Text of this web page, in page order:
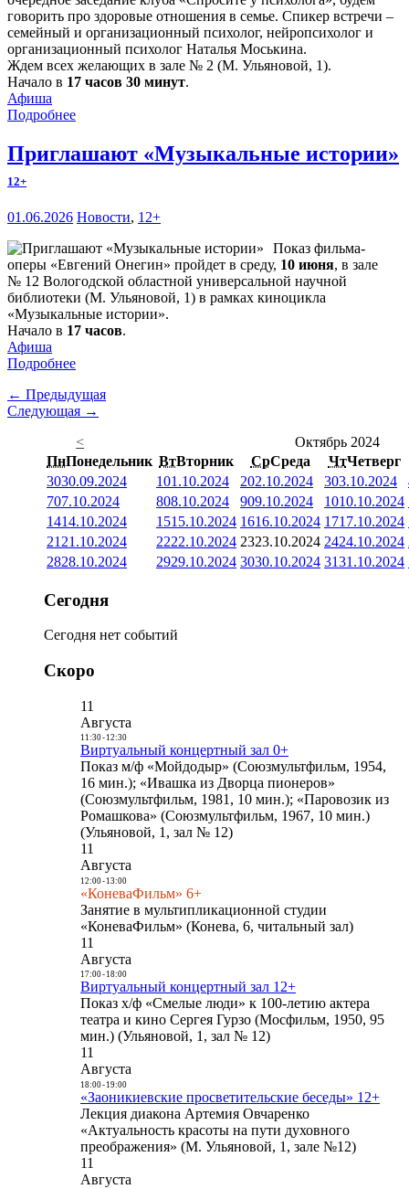
говорить про здоровые отношения в семье. Спикер встречи –
семейный и организационный психолог, нейропсихолог и
организационный психолог Наталья Моськина.
Ждем всех желающих в зале № 2 (М. Ульяновой, 1).
Начало в 17 часов 30 минут.
Афиша
Подробнее
Приглашают «Музыкальные истории»
12+
01.06.2026 Новости, 12+
Показ фильма-
оперы «Евгений Онегин» пройдет в среду, 10 июня, в зале
№ 12 Вологодской областной универсальной научной
библиотеки (М. Ульяновой, 1) в рамках киноцикла
«Музыкальные истории».
Начало в 17 часов.
Афиша
Подробнее
← Предыдущая
Следующая →
<
Октябрь 2024
ПнПонедельник ВтВторник СрСреда ЧтЧетверг
3030.09.2024 101.10.2024 202.10.2024 303.10.2024
707.10.2024 808.10.2024 909.10.2024 1010.10.2024
1414.10.2024 1515.10.2024 1616.10.2024 1717.10.2024
21 21.10.2024 2222.10.2024 2323.10.2024 2424.10.2024
2828.10.2024 2929.10.2024 3030.10.2024 3131.10.2024
Сегодня
Сегодня нет событий
Скоро
11
Августа
11:30- 12:30
Виртуальный концертный зал 0+
Показ м/ф «Мойдодыр» (Союзмультфильм, 1954,
16 мин.); «Ивашка из Дворца пионеров»
(Союзмультфильм, 1981, 10 мин.); «Паровозик из
Ромашкова» (Союзмультфильм, 1967, 10 мин.)
(Ульяновой, 1, зал № 12)
11
Августа
12:00- 13:00
«КоневаФильм» 6+
Занятие в мультипликационной студии
«КоневаФильм» (Конева, 6, читальный зал)
11
Августа
17:00- 18:00
Виртуальный концертный зал 12+
Показ х/ф «Смелые люди» к 100-летию актера
театра и кино Сергея Гурзо (Мосфильм, 1950, 95
мин.) (Ульяновой, 1, зал № 12)
11
Августа
18:00- 19:00
«Заоникиевские просветительские беседы» 12+
Лекция диакона Артемия Овчаренко
«Актуальность красоты на пути духовного
преображения» (М. Ульяновой, 1, зале №12)
11
Августа